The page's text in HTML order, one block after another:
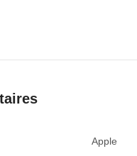
en silicone qui est
cas de chute
Apple